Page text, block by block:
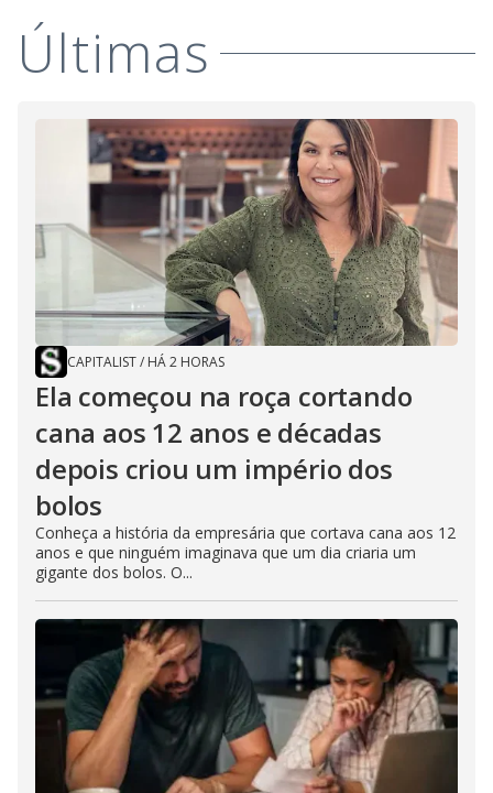
Últimas
CAPITALIST/ HÁ 2 HORAS
Ela começou na roça cortando
cana aos 12 anos e décadas
depois criou um império dos
bolos
Conheça a história da empresária que cortava cana aos 12
anos e que ninguém imaginava que um dia criaria um
gigante dos bolos. O...